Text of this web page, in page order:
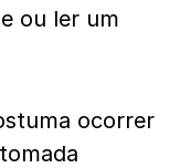
ou ler um
ocorrer